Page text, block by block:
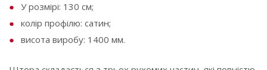
У розмірі: 130 см;
колір профілю: сатин;
висота виробу: 1400 мм.